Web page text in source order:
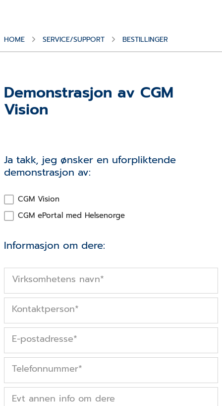
HOME SERVICE/SUPPORT BESTILLINGER
Demonstrasjon av CGM
Vision
Ja takk, jeg ønsker en uforpliktende
demonstrasjon av:
CGM Vision
CGM ePortal med Helsenorge
Informasjon om dere:
Virksomhetens navn*
Kontaktperson*
E-postadresse*
Telefonnummer*
Evt annen info om dere